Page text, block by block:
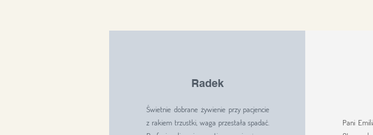
Radek
Świetnie dobrane żywienie przy pacjencie
z rakiem trzustki, waga przestała spadać.
Pani